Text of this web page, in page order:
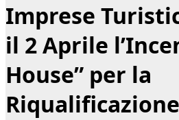
Imprese
il 2 Aprile
House” per la